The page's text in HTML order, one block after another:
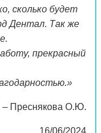
сколько будет
Дентал. Так же
прекрасный
– Преснякова О.Ю.
16/06/2024